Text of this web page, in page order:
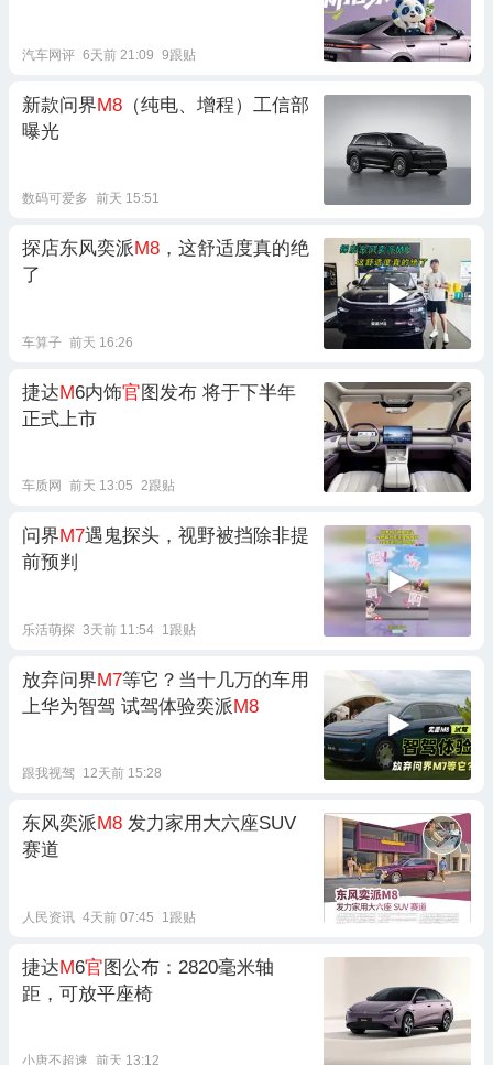
汽车网评 6天前 21:09 9跟贴
新款问界M8 （纯电、增程）工信部
曝光
数码可爱多 前天 15:51
探店东风奕派M8 ，这舒适度真的绝
了
车算子 前天 16:26
捷达M6内饰官图发布 将于下半年
正式上市
车质网 前天 13:05 2跟贴
问界M7遇鬼探头，视野被挡除非提
前预判
乐活萌探 3天前 11:54 1跟贴
放弃问界M7等它？当十几万的车用
上华为智驾 试驾体验奕派M8
跟我视驾 12天前 15:28
东风奕派M8 发力家用大六座SUV
赛道
人民资讯 4天前 07:45 1跟贴
捷达M6官图公布：2820毫米轴
距，可放平座椅
小唐不超速 前天 13:12